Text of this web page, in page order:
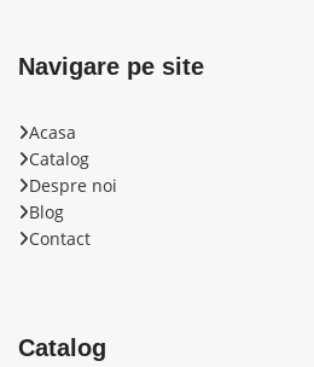
Navigare pe site
Acasa
Catalog
Despre noi
Blog
Contact
Catalog